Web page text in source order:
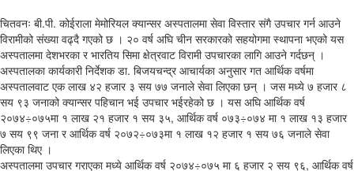
चितवनः बी.पी. कोईराला मेमोरियल क्यान्सर अस्पतालमा सेवा विस्तार संगै उपचार गर्न आउने
विरामीको संख्या वढ्दै गएको छ । २० वर्ष अघि चीन सरकारको सहयोगमा स्थापना भएको यस
अस्पतालमा देशभरका र भारतिय सिमा क्षेत्रवाट विरामी उपचारका लागि आउने गर्दछन् ।
अस्पतालका कार्यकारी निर्देशक डा. बिजयचन्द्र आचार्यका अनुसार गत आर्थिक वर्षमा
अस्पतालवाट एक लाख ४२ हजार ३ सय ७७ जनाले सेवा लिएका छन् । जस मध्ये ७ हजार ८
सय ९३ जनाको क्यान्सर पहिचान भई उपचार भईरहेको छ । यस अघि आर्थिक वर्ष
२०७४÷०७५मा १ लाख २१ हजार १ सय ३५, आर्थिक वर्ष ०७३÷०७४ मा १ लाख १३ हजार
७ सय ९९ जना र आर्थिक वर्ष २०७२÷०७३मा १ लाख १२ हजार १ सय ७६ जनाले सेवा
लिएका थिए ।
अस्पतालमा उपचार गराएका मध्ये आर्थिक वर्ष २०७४÷०७५ मा ६ हजार २ सय ९६, आर्थिक वर्ष